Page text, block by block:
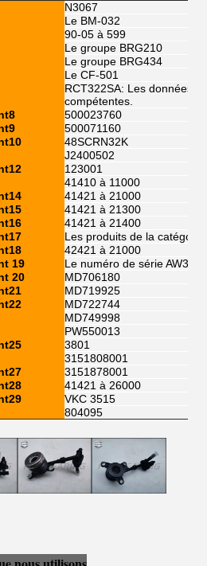
N3067
Le BM-032
90-05 à 599
Le groupe BRG210
Le groupe BRG434
Le CF-501
RCT322SA: Les données
compétentes.
500023760
500071160
48SCRN32K
J2400502
123001
41410 à 11000
41421 à 21000
41421 à 21300
41421 à 21400
Les produits de la
42421 à 21000
19
Le numéro de série
20
MD706180
MD719925
MD722744
MD749998
PW550013
3801
3151808001
3151878001
41421 à 26000
VKC 3515
804095